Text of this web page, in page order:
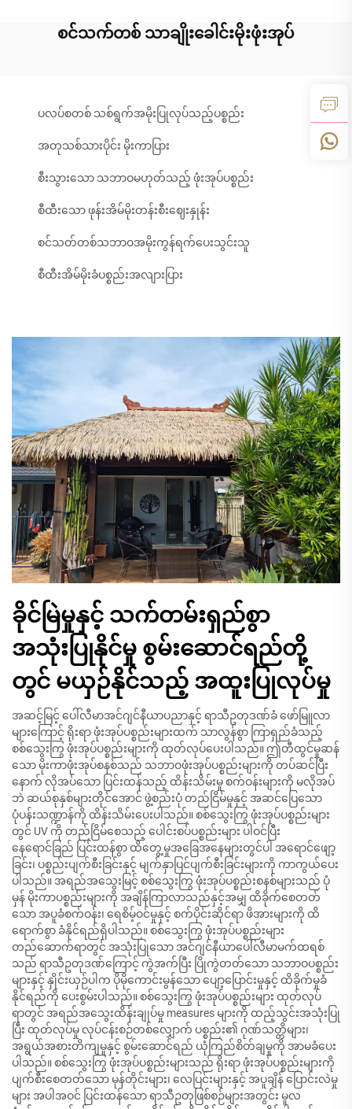
စင်သက်တစ် သာချိုးခေါင်းမိုးဖုံးအုပ်
ပလပ်စတစ် သစ်ရွက်အမိုးပြုလုပ်သည့်ပစ္စည်း
အတုသစ်သားပိုင်း မိုးကာပြား
စီးသွားသော သဘာဝမဟုတ်သည့် ဖုံးအုပ်ပစ္စည်း
စီထီးသော ဖုန်းအိမ်မိုးတန်းစီးဈေးနှုန်း
စင်သတ်တစ်သဘာဝအမိုးကွန်ရက်ပေးသွင်းသူ
စီထီးအိမ်မိုးခံပစ္စည်းအလျားပြား
ခိုင်မြဲမှုနှင့် သက်တမ်းရှည်စွာ
အသုံးပြုနိုင်မှု စွမ်းဆောင်ရည်တို့
တွင် မယှဉ်နိုင်သည့် အထူးပြုလုပ်မှု
အဆင့်မြင့် ပေါ်လီမာအင်ဂျင်နီယာပညာနှင့် ရာသီဥတုဒဏ်ခံ ဖော်မြူလာ
များကြောင့် ရိုးရာ ဖုံးအုပ်ပစ္စည်းများထက် သာလွန်စွာ ကြာရှည်ခံသည့်
စစ်သွေးကြွ ဖုံးအုပ်ပစ္စည်းများကို ထုတ်လုပ်ပေးပါသည်။ ဤတီထွင်မှုဆန်
သော မိုးကာဖုံးအုပ်စနစ်သည် သဘာဝဖုံးအုပ်ပစ္စည်းများကို တပ်ဆင်ပြီး
နောက် လိုအပ်သော ပြင်းထန်သည့် ထိန်းသိမ်းမှု စက်ဝန်းများကို မလိုအပ်
ဘဲ ဆယ်စုနှစ်များတိုင်အောင် ဖွဲ့စည်းပုံ တည်ငြိမ်မှုနှင့် အဆင်ပြေသော
ပုံပန်းသဏ္ဍာန်ကို ထိန်းသိမ်းပေးပါသည်။ စစ်သွေးကြွ ဖုံးအုပ်ပစ္စည်းများ
တွင် UV ကို တည်ငြိမ်စေသည့် ပေါင်းစပ်ပစ္စည်းများ ပါဝင်ပြီး
နေရောင်ခြည် ပြင်းထန်စွာ ထိတွေ့မှုအခြေအနေများတွင်ပါ အရောင်ဖျော့
ခြင်း၊ ပစ္စည်းပျက်စီးခြင်းနှင့် မျက်နှာပြင်ပျက်စီးခြင်းများကို ကာကွယ်ပေး
ပါသည်။ အရည်အသွေးမြင့် စစ်သွေးကြွ ဖုံးအုပ်ပစ္စည်းစနစ်များသည် ပုံ
မှန် မိုးကာပစ္စည်းများကို အချိန်ကြာလာသည်နှင့်အမျှ ထိခိုက်စေတတ်
သော အပူခံစက်ဝန်း၊ ရေစိမ့်ဝင်မှုနှင့် စက်ပိုင်းဆိုင်ရာ ဖိအားများကို ထိ
ရောက်စွာ ခံနိုင်ရည်ရှိပါသည်။ စစ်သွေးကြွ ဖုံးအုပ်ပစ္စည်းများ
တည်ဆောက်ရာတွင် အသုံးပြုသော အင်ဂျင်နီယာပေါ်လီမာမက်ထရစ်
သည် ရာသီဥတုဒဏ်ကြောင့် ကွဲအက်ပြီး ပြိုကွဲတတ်သော သဘာဝပစ္စည်း
များနှင့် နှိုင်းယှဉ်ပါက ပိုမိုကောင်းမွန်သော ပျော့ပြောင်းမှုနှင့် ထိခိုက်မှုခံ
နိုင်ရည်ကို ပေးစွမ်းပါသည်။ စစ်သွေးကြွ ဖုံးအုပ်ပစ္စည်းများ ထုတ်လုပ်
ရာတွင် အရည်အသွေးထိန်းချုပ်မှု measures များကို ထည့်သွင်းအသုံးပြု
ပြီး ထုတ်လုပ်မှု လုပ်ငန်းစဉ်တစ်လျှောက် ပစ္စည်း၏ ဂုဏ်သတ္တိများ၊
အရွယ်အစားတိကျမှုနှင့် စွမ်းဆောင်ရည် ယုံကြည်စိတ်ချမှုကို အာမခံပေး
ပါသည်။ စစ်သွေးကြွ ဖုံးအုပ်ပစ္စည်းများသည် ရိုးရာ ဖုံးအုပ်ပစ္စည်းများကို
ပျက်စီးစေတတ်သော မုန်တိုင်းများ၊ လေပြင်းများနှင့် အပူချိန် ပြောင်းလဲမှု
များ အပါအဝင် ပြင်းထန်သော ရာသီဥတုဖြစ်စဉ်များအတွင်း မူလ